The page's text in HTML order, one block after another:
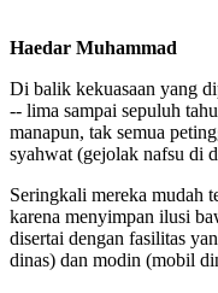
Haedar Muhammad
Di balik kekuasaan yang
-- lima sampai sepuluh
manapun, tak semua
syahwat (gejolak nafsu di
Seringkali mereka mudah
karena menyimpan ilusi
disertai dengan fasilitas
dinas) dan modin (mobil